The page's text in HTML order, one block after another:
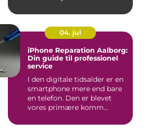
04. jul
iPhone Reparation Aalborg:
Din guide til professionel
service
I den digitale tidsalder er en
smartphone mere end bare
en telefon. Den er blevet
vores primære komm...